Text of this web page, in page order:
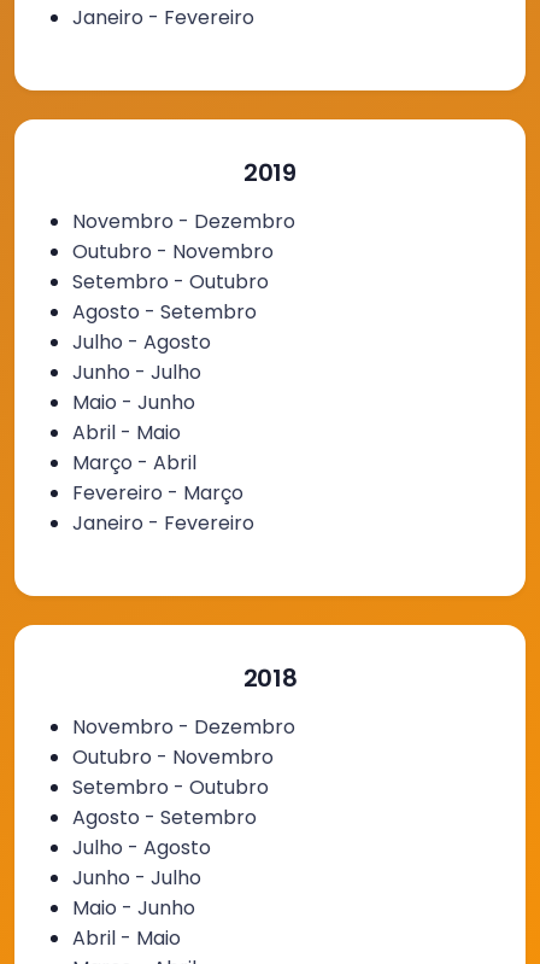
Janeiro - Fevereiro
2019
Novembro - Dezembro
Outubro - Novembro
Setembro - Outubro
Agosto - Setembro
Julho - Agosto
Junho - Julho
Maio - Junho
Abril - Maio
Março - Abril
Fevereiro - Março
Janeiro - Fevereiro
2018
Novembro - Dezembro
Outubro - Novembro
Setembro - Outubro
Agosto - Setembro
Julho - Agosto
Junho - Julho
Maio - Junho
Abril - Maio